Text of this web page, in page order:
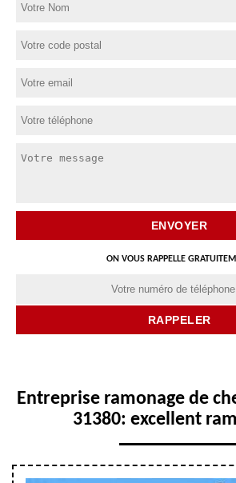
ON VOUS RAPPELLE
Entreprise ramonage de
31380: excellent